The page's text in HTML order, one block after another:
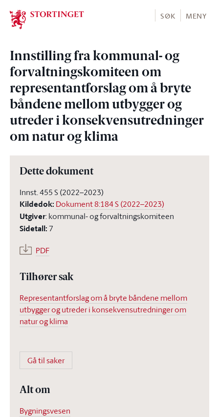
Stortinget.no
SØK MENY
Innstilling fra kommunal- og
forvaltningskomiteen om
representantforslag om å bryte
båndene mellom utbygger og
utreder i konsekvensutredninger
om natur og klima
Dette dokument
Innst. 455 S (2022–2023)
Kildedok: Dokument 8:184 S (2022–2023)
Utgiver:kommunal- og forvaltningskomiteen
Sidetall:7
PDF
Tilhører sak
Representantforslag om å bryte båndene mellom
utbygger og utreder i konsekvensutredninger om
natur og klima
Gå til saker
Alt om
Bygningsvesen